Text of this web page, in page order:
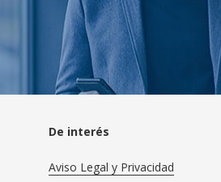
De interés
Aviso Legal y Privacidad